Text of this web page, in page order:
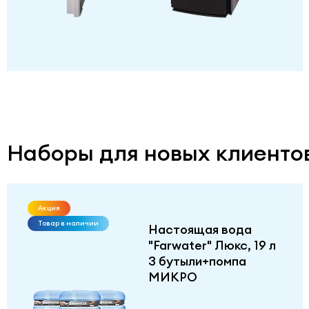
Наборы для новых
Акция
Товар в наличии
Настоящая вода
"Farwater" Люкс, 19 л
3 бутыли+помпа
МИКРО